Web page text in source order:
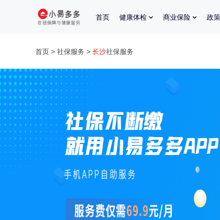
首页 健康体检 商业保险 政
首页 > 社保服务 > 长沙社保服务